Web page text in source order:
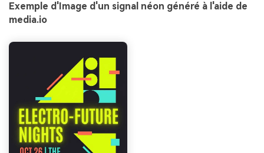
Exemple d'Image d'un signal néon généré à l'aide de
media.io